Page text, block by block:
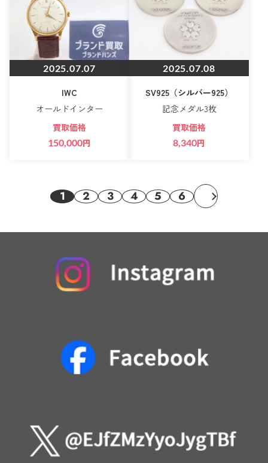
2025.07.07
IWC
オールドインター
買取価格
150,000円
2025.07.08
SV925（シルバー925）
記念メダル3枚
買取価格
8,340円
1 2 3 4 5 6